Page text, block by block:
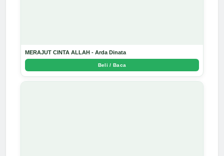
MERAJUT CINTA ALLAH - Arda Dinata
Beli / Baca